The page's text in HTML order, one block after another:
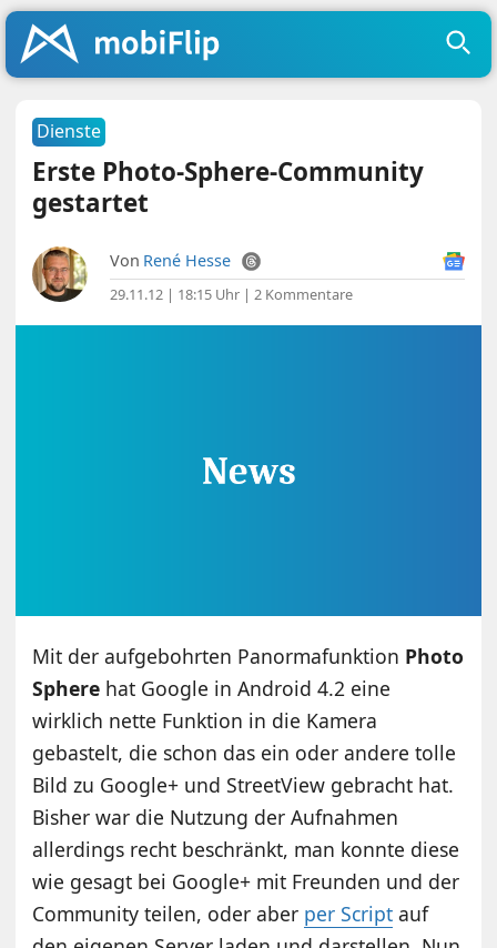
Dienste
Erste Photo-Sphere-Community
gestartet
Von René Hesse
29.11.12 | 18:15 Uhr |2 Kommentare
Mit der aufgebohrten Panormafunktion Photo
Sphere hat Google in Android 4.2 eine
wirklich nette Funktion in die Kamera
gebastelt, die schon das ein oder andere tolle
Bild zu Google+ und StreetView gebracht hat.
Bisher war die Nutzung der Aufnahmen
allerdings recht beschränkt, man konnte diese
wie gesagt bei Google+ mit Freunden und der
Community teilen, oder aber per Script auf